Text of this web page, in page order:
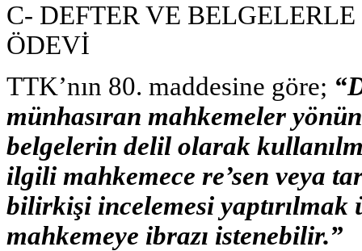
C- DEFTER VE
ÖDEVİ
TTK’nın 80. maddesine göre;
münhasıran mahkemeler
belgelerin delil olarak
ilgili mahkemece re’sen veya
bilirkişi incelemesi
mahkemeye ibrazı istenebilir.”